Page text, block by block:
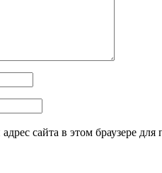
сайта в этом браузере